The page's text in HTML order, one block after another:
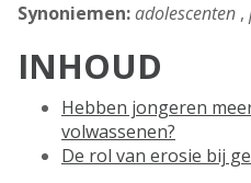
Synoniemen:adolescenten ,
INHOUD
Hebben jongeren
volwassenen?
De rol van erosie bij